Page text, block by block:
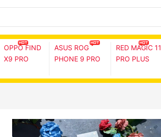
OPPO FIND
X9 PRO
ASUS ROG
PHONE 9 PRO
RED MAGIC 11
PRO PLUS